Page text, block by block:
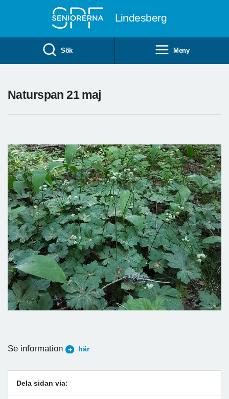
Lindesberg
Sök Meny
Naturspan 21 maj
Se information här
Dela sidan via: